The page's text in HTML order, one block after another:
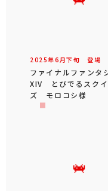
2025年6 月下旬 登場
ファイナルファンタ
XIV とびでるスクイ
ズ モロコシ様